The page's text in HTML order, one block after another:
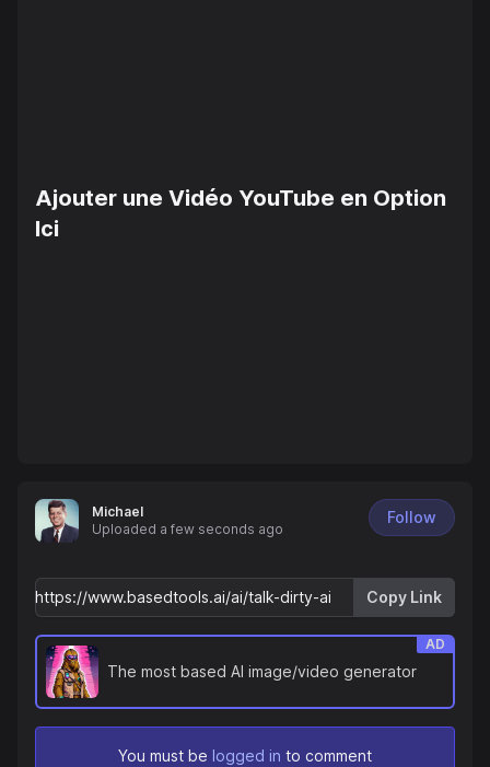
Ajouter une Vidéo YouTube en Option
Ici
Michael
Uploaded a few seconds ago
Follow
Copy Link
The most based AI image/video generator
AD
You must be logged in to comment